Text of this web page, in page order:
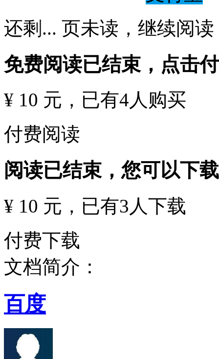
还剩 ... 页未读， 继续阅读
免费阅读已结束，点击
¥ 10 元 ，已有4人购买
付费阅读
阅读已结束，您可以下
¥ 10 元 ，已有3 人下载
付费下载
文档简介：
百度